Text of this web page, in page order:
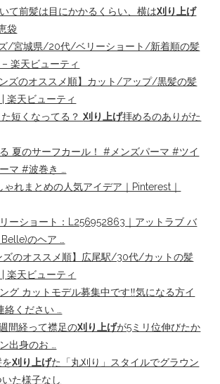
て前髪は目にかかるくらい、横は刈り上げ
袋
/宮城県/20代/ベリーショート/新着順の髪
楽天ビューティ
ンズのオススメ順】カット/アップ/黒髪の髪
楽天ビューティ
短くなってる？刈り上げ拝めるのありがた
夏のサーフカール！ #メンズパーマ #ツイ
マ #波巻き …
ゃれまとめの人気アイデア｜Pinterest｜
ーショート：L256952863｜アットラブ バ
のヘア …
ズのオススメ順】広尾駅/30代/カットの髪
楽天ビューティ
グ カットモデル募集中です‼️気になる方イ
ください …
間経って襟足の刈り上げが5ミリ位伸びたか
出身のお …
を刈り上げた「丸刈り」スタイルでグラウン
た様子なし